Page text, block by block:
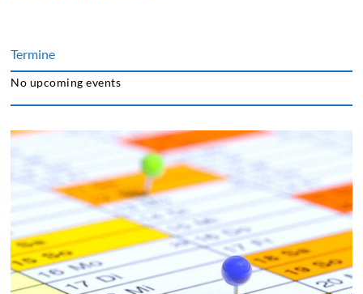
Termine
No upcoming events